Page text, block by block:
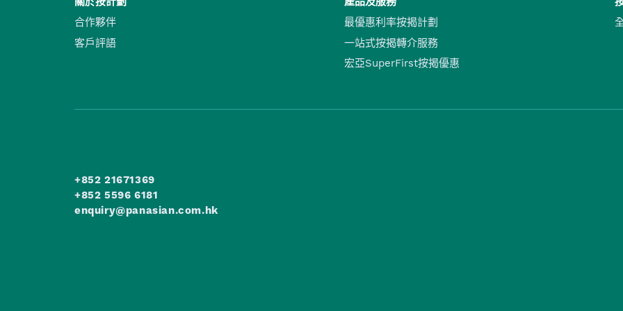
合作夥伴
客戶評語
最優惠利率按揭計劃
一站式按揭轉介服務
宏亞SuperFirst按揭優惠
+852 21671369
+852 5596 6181
enquiry@panasian.com.hk